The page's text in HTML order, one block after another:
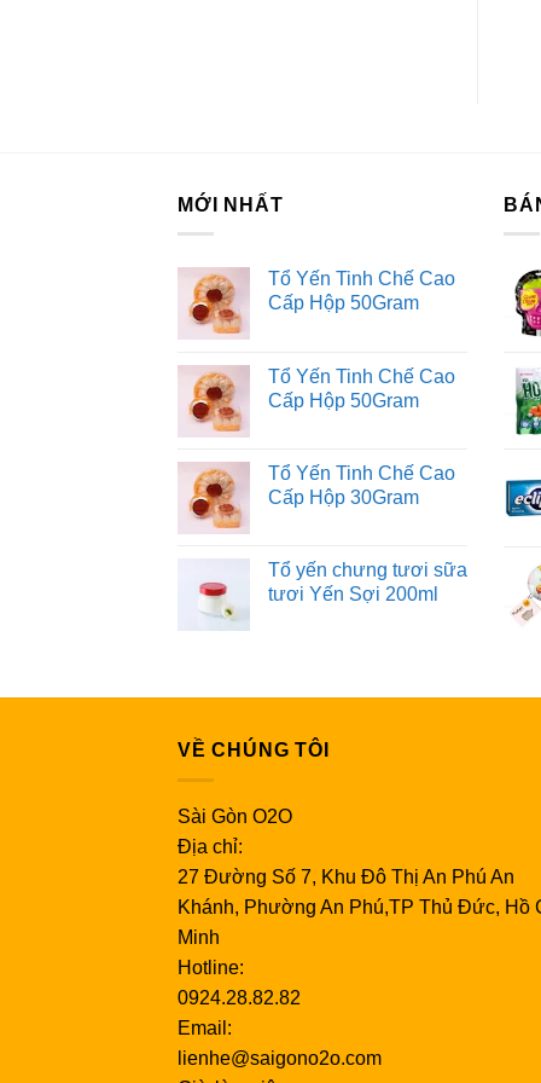
MỚI NHẤT
Tổ Yến Tinh Chế Cao
Cấp Hộp 50Gram
Tổ Yến Tinh Chế Cao
Cấp Hộp 50Gram
Tổ Yến Tinh Chế Cao
Cấp Hộp 30Gram
Tổ yến chưng tươi sữa
tươi Yến Sợi 200ml
VỀ CHÚNG TÔI
Sài Gòn O2O
Địa chỉ:
27 Đường Số 7, Khu Đô Thị An Phú An
Khánh, Phường An Phú,TP Thủ Đức, Hồ
Minh
Hotline:
0924.28.82.82
Email:
lienhe@saigono2o.com